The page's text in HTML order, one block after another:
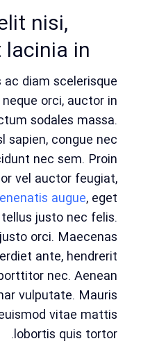
nisi,
in
diam scelerisque
orci, auctor in
sodales massa.
sapien, congue nec
nec sem. Proin
vel auctor feugiat,
augue, eget
justo nec felis.
orci. Maecenas
ante, hendrerit
nec. Aenean
vulputate. Mauris
vitae mattis
lobortis quis tortor.